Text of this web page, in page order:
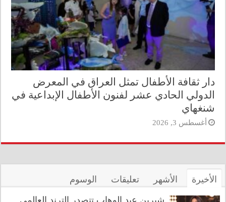
دار ثقافة الأطفال تمثل العراق في المعرض
الدولي الحادي عشر لفنون الأطفال الإبداعية في
شنغهاي
أغسطس 3, 2026
الأخيرة الأشهر تعليقات الوسوم